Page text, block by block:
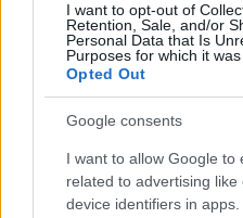
I want to opt-out of
Retention, Sale, and/or
Personal Data that Is
Purposes for which it was
Opted Out
Google consents
I want to allow Google to
related to advertising
device identifiers in apps.
Notizie in
Entra nel